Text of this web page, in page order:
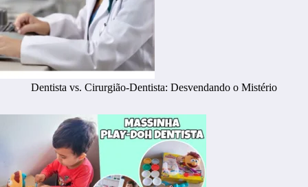
Dentista vs. Cirurgião-Dentista: Desvendando o Mistério